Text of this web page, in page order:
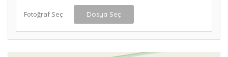
Fotoğraf Seç Dosya Seç